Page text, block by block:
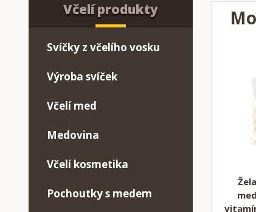
Včelí produkty
Svíčky z včelího vosku
Výroba svíček
Včelí med
Medovina
Včelí kosmetika
Pochoutky s medem